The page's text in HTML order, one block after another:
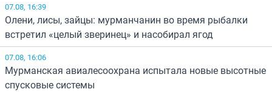
07.08, 16:39
Олени, лисы, зайцы: мурманчанин во время рыбалки
встретил «целый зверинец» и насобирал ягод
07.08, 16:06
Мурманская авиалесоохрана испытала новые высотные
спусковые системы